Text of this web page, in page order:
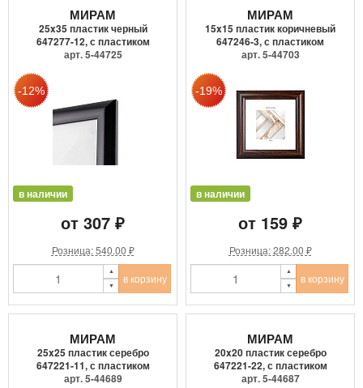
МИРАМ
25x35 пластик черный
647277-12, с пластиком
арт. 5-44725
в наличии
от 307 ₽
Розница: 540.00 ₽
в корзину
МИРАМ
15x15 пластик коричневый
647246-3, с пластиком
арт. 5-44703
в наличии
от 159 ₽
Розница: 282.00 ₽
в корзину
МИРАМ
25x25 пластик серебро
647221-11, с пластиком
арт. 5-44689
МИРАМ
20x20 пластик серебро
647221-22, с пластиком
арт. 5-44687